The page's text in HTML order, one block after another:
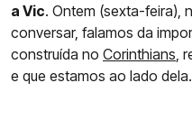
a Vic. Ontem (sexta-feira),
conversar, falamos da
construída no Corinthians,
e que estamos ao lado